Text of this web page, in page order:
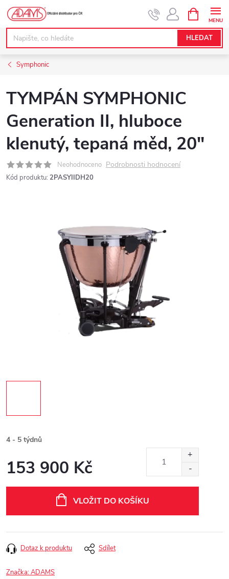
Přejít
obsah
HLEDAT
NÁKUPNÍ
KOŠÍK
Symphonic
TYMPÁN SYMPHONIC
Generation II, hluboce
klenutý, tepaná měd, 20"
Neohodnoceno Podrobnosti hodnocení
Kód produktu: 2PASYIIDH20
4 - 5 týdnů
153 900 Kč
VLOŽIT DO KOŠÍKU
Dotaz k produktu Sdílet
Značka:ADAMS